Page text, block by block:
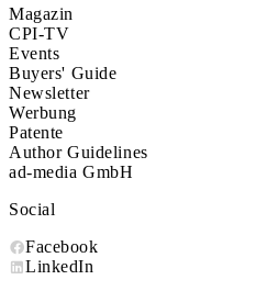
Magazin
CPI-TV
Events
Buyers' Guide
Newsletter
Werbung
Patente
Author Guidelines
ad-media GmbH
Social
Facebook
LinkedIn